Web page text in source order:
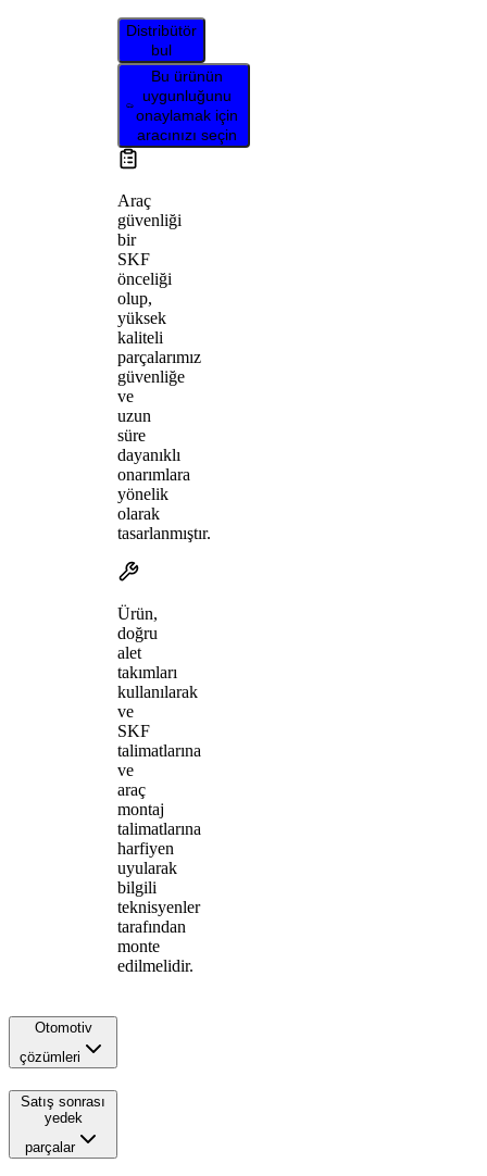
Distribütör
bul
Bu ürünün
uygunluğunu
onaylamak için
aracınızı seçin
Araç
güvenliği
bir
SKF
önceliği
olup,
yüksek
kaliteli
parçalarımız
güvenliğe
ve
uzun
süre
dayanıklı
onarımlara
yönelik
olarak
tasarlanmıştır.
Ürün,
doğru
alet
takımları
kullanılarak
ve
SKF
talimatlarına
ve
araç
montaj
talimatlarına
harfiyen
uyularak
bilgili
teknisyenler
tarafından
monte
edilmelidir.
Otomotiv
çözümleri
Satış sonrası
yedek
parçalar